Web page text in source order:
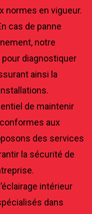
normes en vigueur.
cas de panne
notre
diagnostiquer
ainsi la
de maintenir
aux
des services
la sécurité de
intérieur
dans